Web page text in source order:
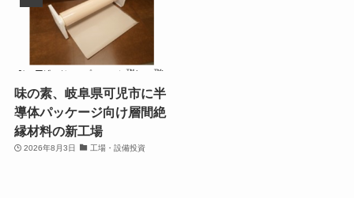
味の素、岐阜県可児市に半
導体パッケージ向け層間絶
縁材料の新工場
2026年8月3日 工場・設備投資